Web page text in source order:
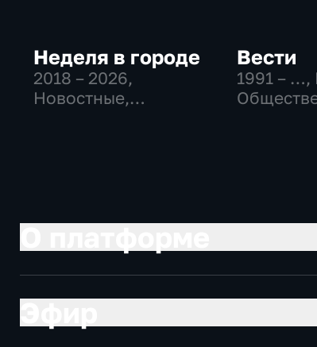
Неделя в городе
2018 – 2026,
Новостные,
Вести
1991 – …,